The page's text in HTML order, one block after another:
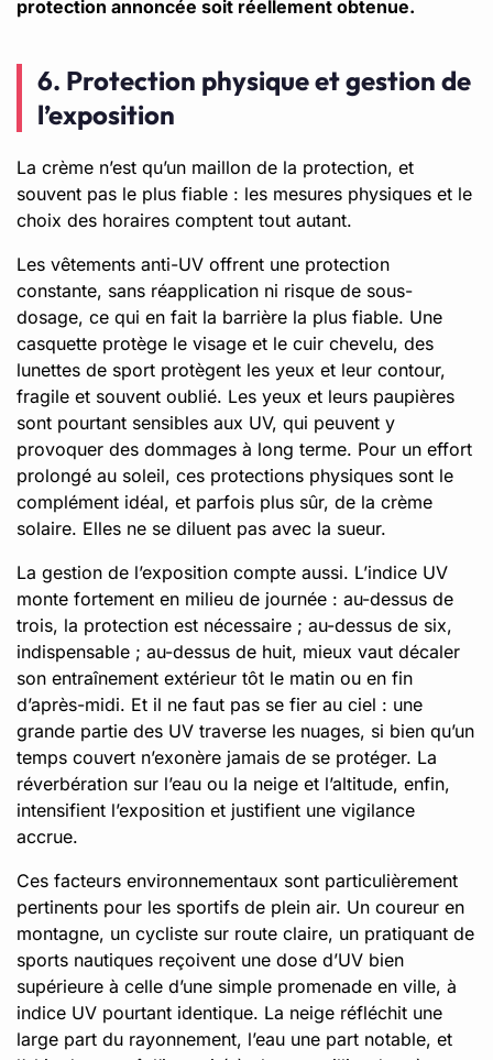
protection annoncée soit réellement obtenue.
6. Protection physique et gestion de
l’exposition
La crème n’est qu’un maillon de la protection, et
souvent pas le plus fiable : les mesures physiques et le
choix des horaires comptent tout autant.
Les vêtements anti-UV offrent une protection
constante, sans réapplication ni risque de sous-
dosage, ce qui en fait la barrière la plus fiable. Une
casquette protège le visage et le cuir chevelu, des
lunettes de sport protègent les yeux et leur contour,
fragile et souvent oublié. Les yeux et leurs paupières
sont pourtant sensibles aux UV, qui peuvent y
provoquer des dommages à long terme. Pour un effort
prolongé au soleil, ces protections physiques sont le
complément idéal, et parfois plus sûr, de la crème
solaire. Elles ne se diluent pas avec la sueur.
La gestion de l’exposition compte aussi. L’indice UV
monte fortement en milieu de journée : au-dessus de
trois, la protection est nécessaire ; au-dessus de six,
indispensable ; au-dessus de huit, mieux vaut décaler
son entraînement extérieur tôt le matin ou en fin
d’après-midi. Et il ne faut pas se fier au ciel : une
grande partie des UV traverse les nuages, si bien qu’un
temps couvert n’exonère jamais de se protéger. La
réverbération sur l’eau ou la neige et l’altitude, enfin,
intensifient l’exposition et justifient une vigilance
accrue.
Ces facteurs environnementaux sont particulièrement
pertinents pour les sportifs de plein air. Un coureur en
montagne, un cycliste sur route claire, un pratiquant de
sports nautiques reçoivent une dose d’UV bien
supérieure à celle d’une simple promenade en ville, à
indice UV pourtant identique. La neige réfléchit une
large part du rayonnement, l’eau une part notable, et